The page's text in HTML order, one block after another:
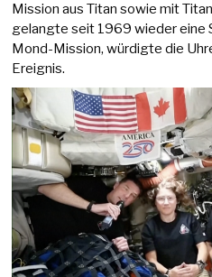
Mission aus Titan sowie mit
gelangte seit 1969 wieder eine
Mond-Mission, würdigte die
Ereignis.